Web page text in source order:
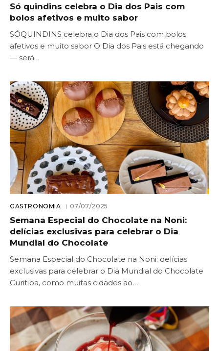
Só quindins celebra o Dia dos Pais com
bolos afetivos e muito sabor
SÓQUINDINS celebra o Dia dos Pais com bolos
afetivos e muito sabor O Dia dos Pais está chegando
— será…
GASTRONOMIA 07/07/2025
Semana Especial do Chocolate na Noni:
delícias exclusivas para celebrar o Dia
Mundial do Chocolate
Semana Especial do Chocolate na Noni: delícias
exclusivas para celebrar o Dia Mundial do Chocolate
Curitiba, como muitas cidades ao…